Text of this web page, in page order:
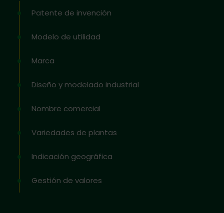
Patente de invención
Modelo de utilidad
Marca
Diseño y modelado industrial
Nombre comercial
Variedades de plantas
Indicación geográfica
Gestión de valores